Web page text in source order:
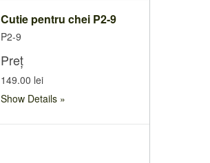
Cutie pentru chei P2-9
P2-9
Preț
149.00 lei
Show Details